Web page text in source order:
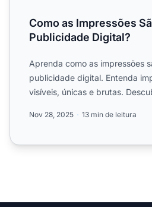
Como as Impressões
Publicidade Digital?
Aprenda como as impressões
publicidade digital. Entenda
visíveis, únicas e brutas.
Nov 28, 2025 13 min de leitura